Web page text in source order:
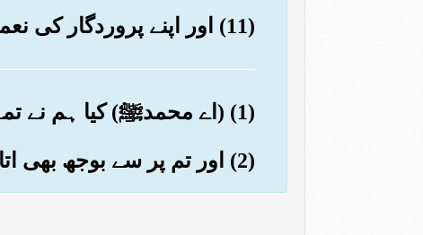
(11) اور اپنے پروردگار کی نعمتوں کا بیان کرتے رہنا
(1) (اے محمدﷺ) کیا ہم نے تمہارا سینہ کھول نہیں دیا؟ (بےشک کھول دیا)
(2) اور تم پر سے بوجھ بھی اتار دیا